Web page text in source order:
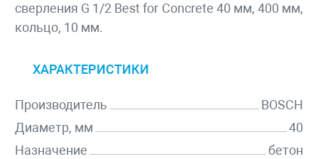
сверления G 1/2 Best for Concrete 40 мм, 400 мм,
кольцо, 10 мм.
ХАРАКТЕРИСТИКИ
Производитель
BOSCH
Диаметр, мм
40
Назначение
бетон